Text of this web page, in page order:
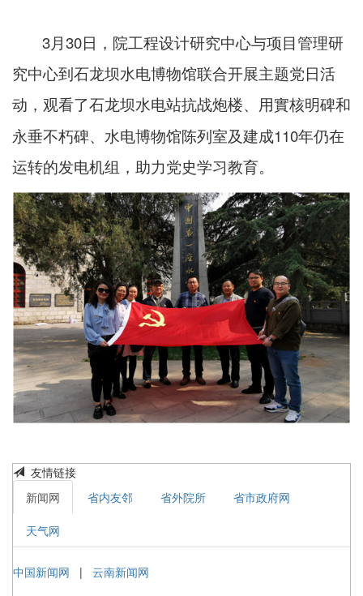
3月30日，院工程设计研究中心与项目管理研
究中心到石龙坝水电博物馆联合开展主题党日活
动，观看了石龙坝水电站抗战炮楼、用實核明碑和
永垂不朽碑、水电博物馆陈列室及建成110年仍在
运转的发电机组，助力党史学习教育。
友情链接
新闻网
省内友邻 省外院所 省市政府网
天气网
中国新闻网 | 云南新闻网